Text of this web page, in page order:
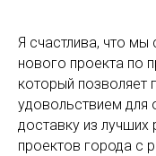
Я счастлива, что мы
нового проекта по
который позволяет
удовольствием для
доставку из лучших
проектов города с